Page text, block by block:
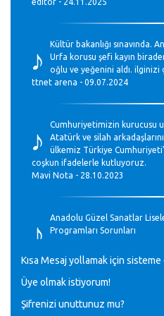
editör - 24.11.2025
♪
Kültür bakanlığı sınavında.
Urfa korusu şefi kayın
oğlu ve yeğenini aldı.
ttnet arena - 09.07.2024
♪
Cumhuriyetimizin kurucusu
Atatürk ve silah
ülkemiz Türkiye
coşkun ifadelerle kutluyoruz.
Mavi Nota - 28.10.2023
♪
Anadolu Güzel Sanatlar
Programları Sorunları
♪
GEÇMİŞ OLSUN TÜRKİYE!
Mavi Nota - 07.02.2023
Kısa Mesaj yollamak için
Üye olmak istiyorum!
Şifrenizi unuttunuz mu?